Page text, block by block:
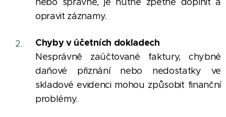
opravit záznamy.
Chyby v účetních dokladech
Nesprávně zaúčtované faktury, chybné
daňové přiznání nebo nedostatky ve
skladové evidenci mohou způsobit finanční
problémy.